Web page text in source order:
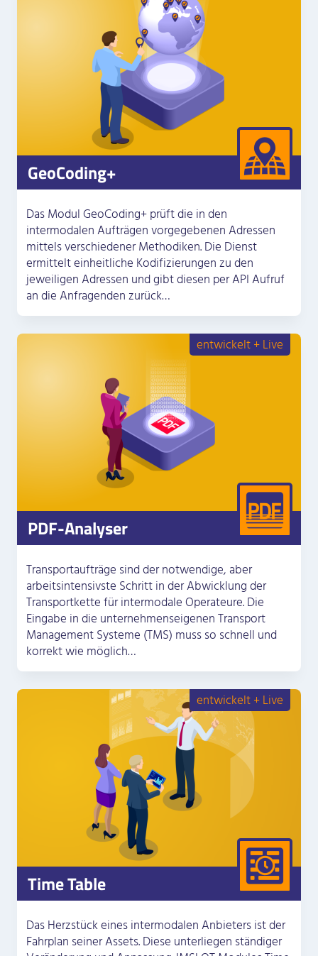
GeoCoding+
Das Modul GeoCoding+ prüft die in den
intermodalen Aufträgen vorgegebenen Adressen
mittels verschiedener Methodiken. Die Dienst
ermittelt einheitliche Kodifizierungen zu den
jeweiligen Adressen und gibt diesen per API Aufruf
an die Anfragenden zurück…
entwickelt + Live
PDF-Analyser
Transportaufträge sind der notwendige, aber
arbeitsintensivste Schritt in der Abwicklung der
Transportkette für intermodale Operateure. Die
Eingabe in die unternehmenseigenen Transport
Management Systeme (TMS) muss so schnell und
korrekt wie möglich…
entwickelt + Live
Time Table
Das Herzstück eines intermodalen Anbieters ist der
Fahrplan seiner Assets. Diese unterliegen ständiger